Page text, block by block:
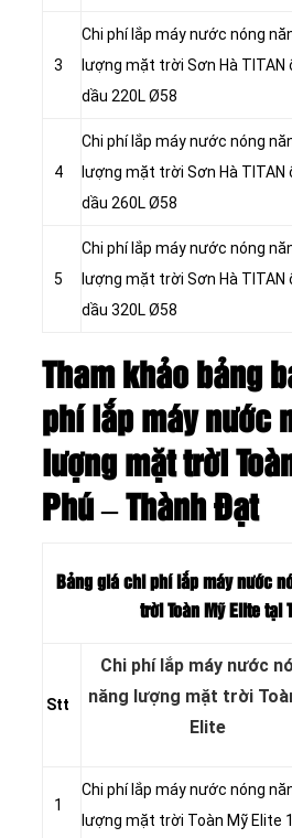
3
Chi phí lắp máy nước nóng
lượng mặt trời Sơn Hà TITAN
dầu 220L Ø58
4
Chi phí lắp máy nước nóng
lượng mặt trời Sơn Hà TITAN
dầu 260L Ø58
5
Chi phí lắp máy nước nóng
lượng mặt trời Sơn Hà TITAN
dầu 320L Ø58
Tham khảo bảng
phí lắp máy nước
lượng mặt trời
Phú – Thành Đạt
Bảng giá chi phí lắp máy nước
trời Toàn Mỹ Elite tại
Stt
Chi phí lắp máy nước
năng lượng mặt trời
Elite
1
Chi phí lắp máy nước nóng
lượng mặt trời Toàn Mỹ Elite